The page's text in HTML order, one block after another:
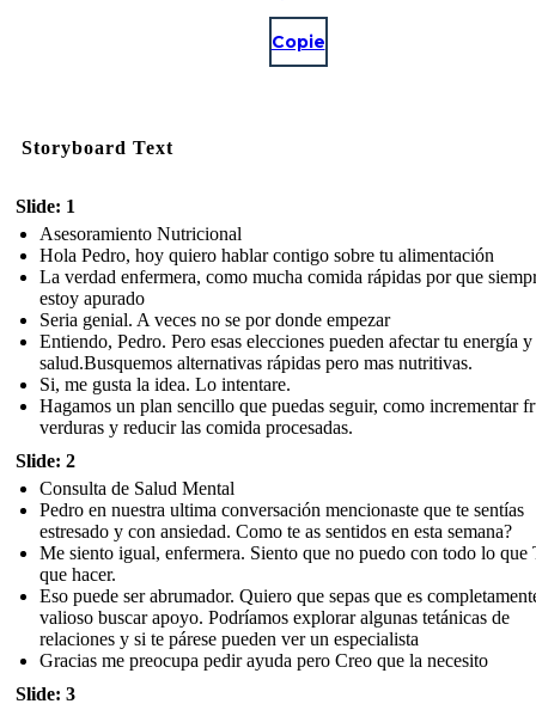
Copie
Storyboard Text
Slide: 1
Asesoramiento Nutricional
Hola Pedro, hoy quiero hablar contigo sobre tu alimentación
La verdad enfermera, como mucha comida rápidas por que
estoy apurado
Seria genial. A veces no se por donde empezar
Entiendo, Pedro. Pero esas elecciones pueden afectar tu energía y
salud.Busquemos alternativas rápidas pero mas nutritivas.
Si, me gusta la idea. Lo intentare.
Hagamos un plan sencillo que puedas seguir, como incrementar
verduras y reducir las comida procesadas.
Slide: 2
Consulta de Salud Mental
Pedro en nuestra ultima conversación mencionaste que te sentías
estresado y con ansiedad. Como te as sentidos en esta semana?
Me siento igual, enfermera. Siento que no puedo con todo lo que
que hacer.
Eso puede ser abrumador. Quiero que sepas que es
valioso buscar apoyo. Podríamos explorar algunas tetánicas de
relaciones y si te párese pueden ver un especialista
Gracias me preocupa pedir ayuda pero Creo que la necesito
Slide: 3